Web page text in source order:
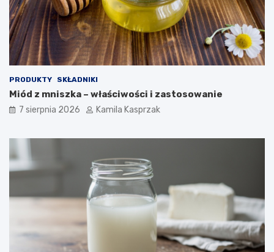
e
s
t
b
e
i
e
c
d
d
PRODUKTY SKŁADNIKI
Miód z mniszka – właściwości i zastosowanie
7 sierpnia 2026 Kamila Kasprzak